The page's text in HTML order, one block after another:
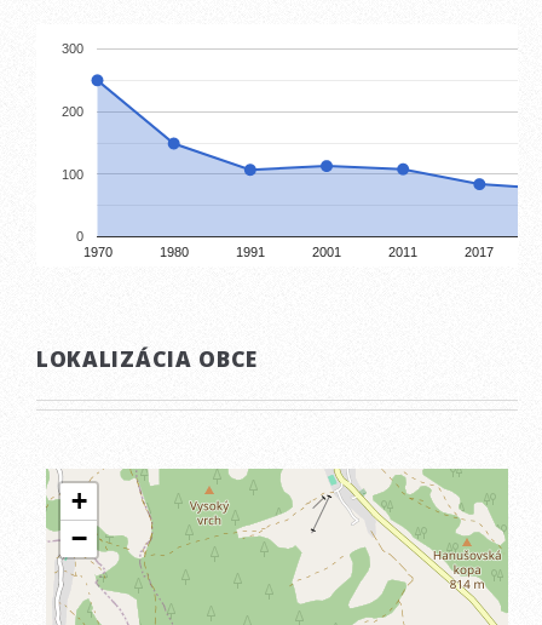
1970 1980 1991 2001 2011 2017
0
100
200
300
LOKALIZÁCIA OBCE